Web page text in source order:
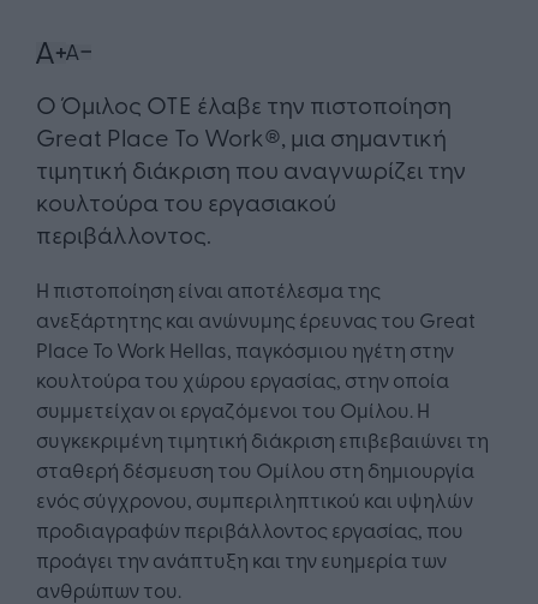
Ο Όμιλος ΟΤΕ έλαβε την πιστοποίηση
Great Place To Work®, μια σημαντική
τιμητική διάκριση που αναγνωρίζει την
κουλτούρα του εργασιακού
περιβάλλοντος.
Η πιστοποίηση είναι αποτέλεσμα της
ανεξάρτητης και ανώνυμης έρευνας του Great
Place To Work Hellas, παγκόσμιου ηγέτη στην
κουλτούρα του χώρου εργασίας, στην οποία
συμμετείχαν οι εργαζόμενοι του Ομίλου. Η
συγκεκριμένη τιμητική διάκριση επιβεβαιώνει τη
σταθερή δέσμευση του Ομίλου στη δημιουργία
ενός σύγχρονου, συμπεριληπτικού και υψηλών
προδιαγραφών περιβάλλοντος εργασίας, που
προάγει την ανάπτυξη και την ευημερία των
ανθρώπων του.